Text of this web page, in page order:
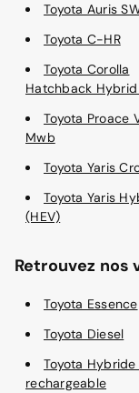
Toyota Auris
Toyota C-HR
Toyota Corolla
Hatchback Hybrid
Toyota Proace
Mwb
Toyota Yaris
Toyota Yaris
(HEV)
Retrouvez nos
Toyota Essence
Toyota Diesel
Toyota
rechargeable